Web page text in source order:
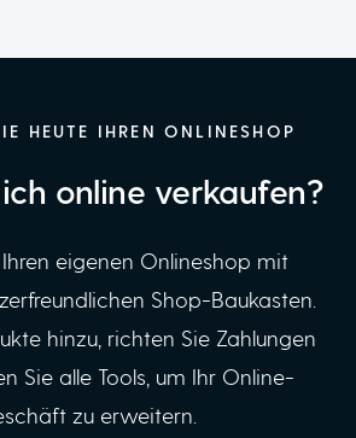
HEUTE IHREN ONLINESHOP
online verkaufen?
Ihren eigenen Onlineshop mit
Shop-Baukasten.
hinzu, richten Sie Zahlungen
Sie alle Tools, um Ihr Online-
zu erweitern.